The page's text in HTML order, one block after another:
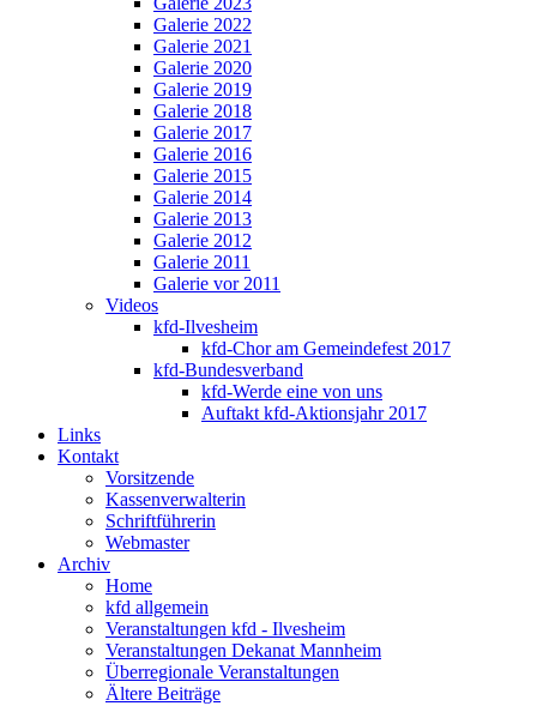
Galerie 2022
Galerie 2021
Galerie 2020
Galerie 2019
Galerie 2018
Galerie 2017
Galerie 2016
Galerie 2015
Galerie 2014
Galerie 2013
Galerie 2012
Galerie 2011
Galerie vor 2011
Videos
kfd-Ilvesheim
kfd-Chor am Gemeindefest 2017
kfd-Bundesverband
kfd-Werde eine von uns
Auftakt kfd-Aktionsjahr 2017
Links
Kontakt
Vorsitzende
Kassenverwalterin
Schriftführerin
Webmaster
Archiv
Home
kfd allgemein
Veranstaltungen kfd - Ilvesheim
Veranstaltungen Dekanat Mannheim
Überregionale Veranstaltungen
Ältere Beiträge